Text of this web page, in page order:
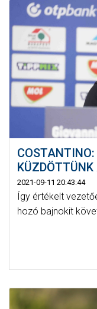
2021-09-11 20:43:44
Így értékelt
hozó bajnokit